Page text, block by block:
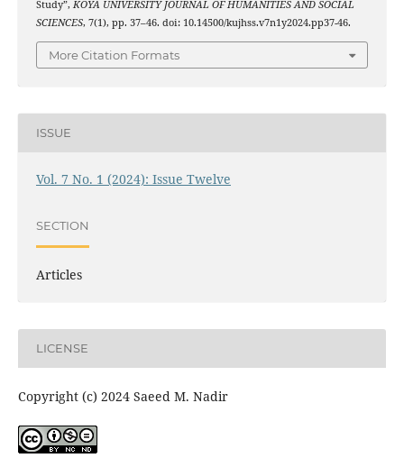
Study”, KOYA UNIVERSITY JOURNAL OF HUMANITIES AND SOCIAL
SCIENCES, 7(1), pp. 37–46. doi: 10.14500/kujhss.v7n1y2024.pp37-46.
More Citation Formats
ISSUE
Vol. 7 No. 1 (2024): Issue Twelve
SECTION
Articles
LICENSE
Copyright (c) 2024 Saeed M. Nadir